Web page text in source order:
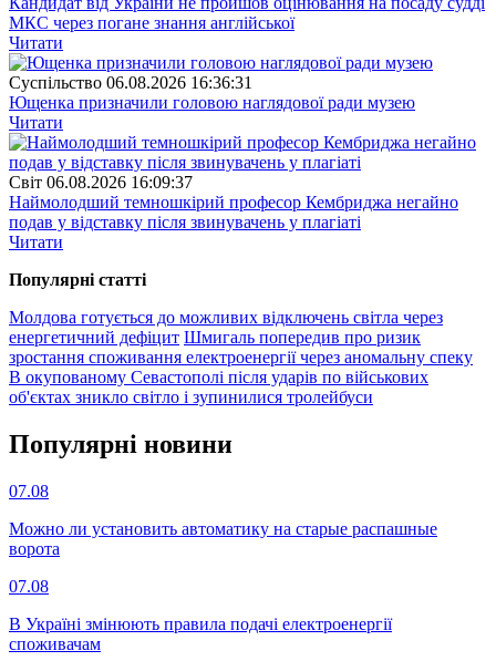
МКС через погане знання англійської
Читати
Суспiльство 06.08.2026 16:36:31
Ющенка призначили головою наглядової ради музею
Читати
Свiт 06.08.2026 16:09:37
Наймолодший темношкірий професор Кембриджа негайно
подав у відставку після звинувачень у плагіаті
Читати
Популярнi статтi
Молдова готується до можливих відключень світла через
енергетичний дефіцит Шмигаль попередив про ризик
зростання споживання електроенергії через аномальну спеку
В окупованому Севастополі після ударів по військових
об'єктах зникло світло і зупинилися тролейбуси
Популярнi новини
07.08
Можно ли установить автоматику на старые распашные
ворота
07.08
В Україні змінюють правила подачі електроенергії
споживачам